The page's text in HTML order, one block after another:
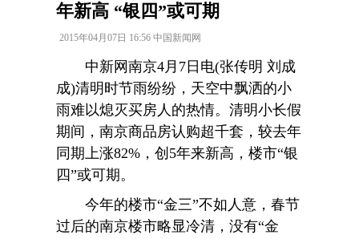
年新高 “银四”或可期
2015年04月07日 16:56 中国新闻网
中新网南京4月7日电(张传明 刘成
成)清明时节雨纷纷，天空中飘洒的小
雨难以熄灭买房人的热情。清明小长假
期间，南京商品房认购超千套，较去年
同期上涨82%，创5年来新高，楼市“银
四”或可期。
今年的楼市“金三”不如人意，春节
过后的南京楼市略显冷清，没有“金